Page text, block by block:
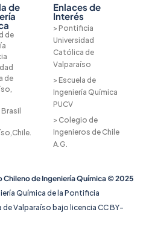
de
de
de
Enlaces de
Interés
> Pontificia
Universidad
Católica de
Valparaíso
> Escuela de
Ingeniería Química
PUCV
> Colegio de
Ingenieros de Chile
A.G.
Chileno de Ingeniería Química © 2025
Química de la Pontificia
Valparaíso bajo licencia CC BY-